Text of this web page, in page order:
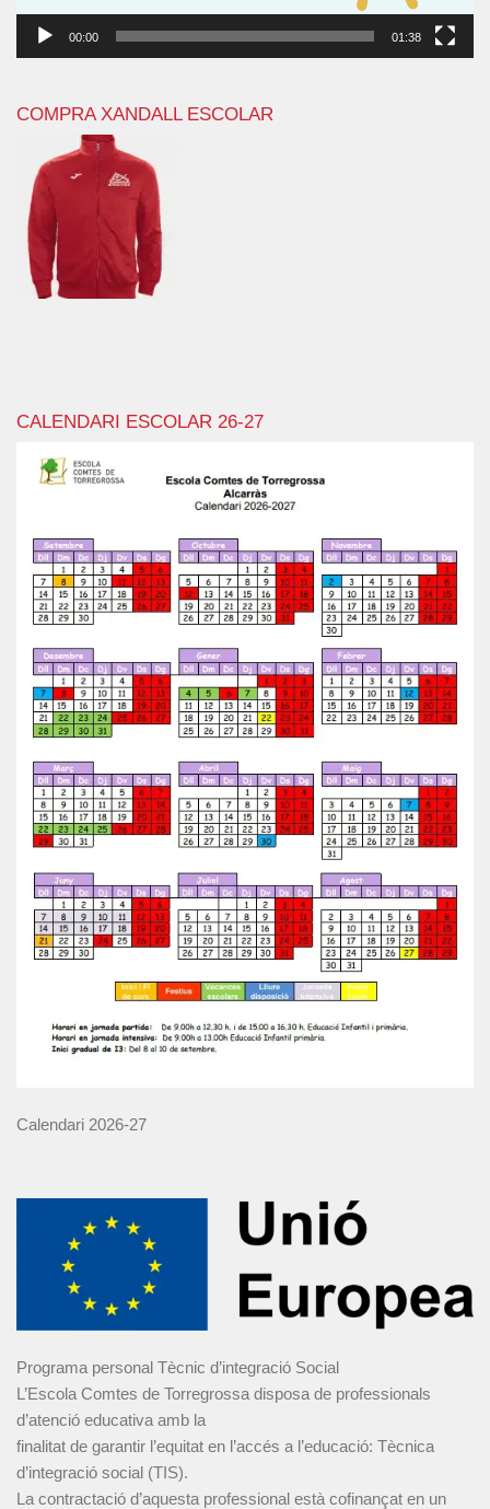
00:00 01:38
COMPRA XANDALL ESCOLAR
CALENDARI ESCOLAR 26-27
Calendari 2026-27
Programa personal Tècnic d’integració Social
L’Escola Comtes de Torregrossa disposa de professionals
d’atenció educativa amb la
finalitat de garantir l’equitat en l’accés a l’educació: Tècnica
d’integració social (TIS).
La contractació d’aquesta professional està cofinançat en un